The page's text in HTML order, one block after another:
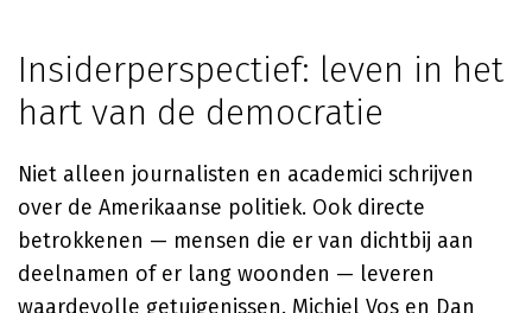
Insiderperspectief: leven in het
hart van de democratie
Niet alleen journalisten en academici schrijven
over de Amerikaanse politiek. Ook directe
betrokkenen — mensen die er van dichtbij aan
deelnamen of er lang woonden — leveren
waardevolle getuigenissen. Michiel Vos en Dan